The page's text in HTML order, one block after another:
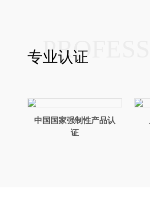
专业认证
中国国家强制性产品认
证